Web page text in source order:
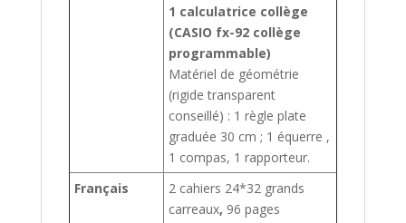
1 calculatrice collège
(CASIO fx-92 collège
programmable)
Matériel de géométrie
(rigide transparent
conseillé) : 1 règle plate
graduée 30 cm ; 1 équerre ,
1 compas, 1 rapporteur.
Français
2 cahiers 24*32 grands
carreaux, 96 pages